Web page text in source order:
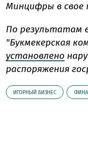
Минцифры в свое
По результатам
"Букмекерская
установлено
распоряжения
ИГОРНЫЙ БИЗНЕС